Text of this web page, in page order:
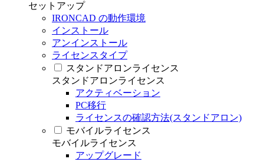
セットアップ
IRONCAD の動作環境
インストール
アンインストール
ライセンスタイプ
スタンドアロンライセンス
スタンドアロンライセンス
アクティベーション
PC移行
ライセンスの確認方法(スタンドアロン)
モバイルライセンス
モバイルライセンス
アップグレード